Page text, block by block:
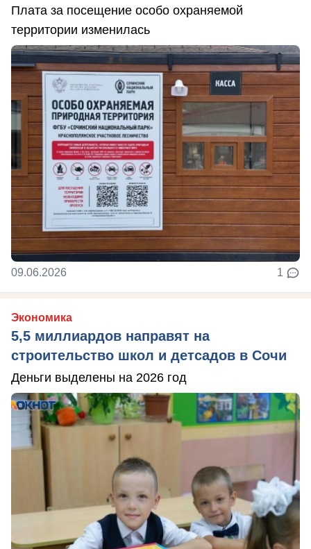
Плата за посещение особо охраняемой
территории изменилась
09.06.2026 1
Экономика
5,5 миллиардов направят на
строительство школ и детсадов в Сочи
Деньги выделены на 2026 год